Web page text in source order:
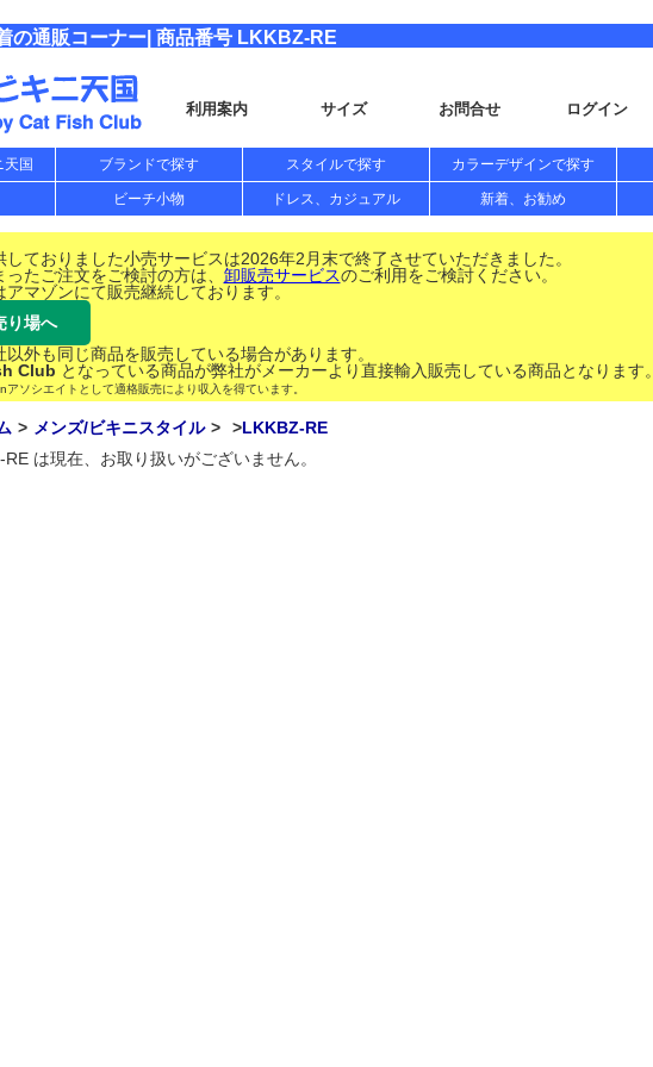
の通販コーナー| 商品番号 LKKBZ-RE
利用案内 サイズ お問合せ ログイン
天国 ブランドで探す スタイルで探す カラーデザインで探す
ビーチ小物 ドレス、カジュアル 新着、お勧め
しておりました小売サービスは2026年2月末で終了させていただきました。
たご注文をご検討の方は、 卸販売サービスのご利用をご検討ください。
マゾンにて販売継続しております。
り場へ
外も同じ商品を販売している場合があります。
Club となっている商品が弊社がメーカーより直接輸入販売している商品となります。
ソシエイトとして適格販売により収入を得ています。
メンズ/ビキニスタイル
LKKBZ-RE
は現在、お取り扱いがございません。